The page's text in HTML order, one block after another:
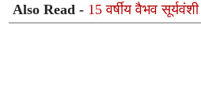
Also Read - 15 वर्षीय वैभव
अंतरराष्ट्रीय अर्धशतक जड़ने वाले